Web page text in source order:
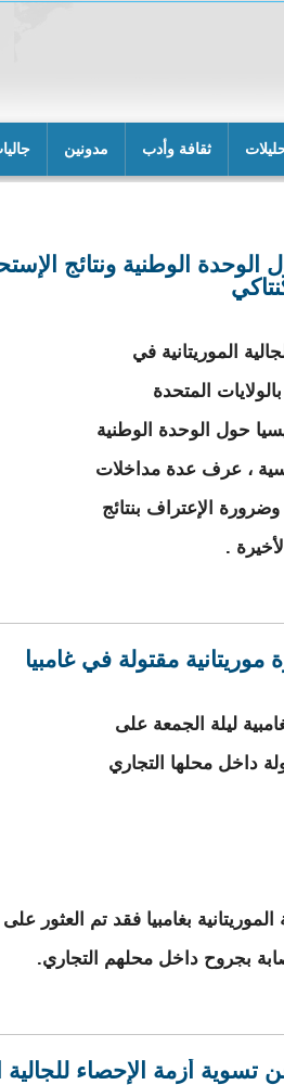
ثقافة وأدب مدونين
الوطنية ونتائج
الموريتانية في
المتحدة
حول الوحدة الوطنية
، عرف عدة مداخلات
الإعتراف بنتائج
.
موريتانية مقتولة في غامبيا
ليلة الجمعة على
داخل محلها التجاري
بغامبيا فقد تم العثور
بجروح داخل محلهم التجاري.
تسوية أزمة الإحصاء للجالية